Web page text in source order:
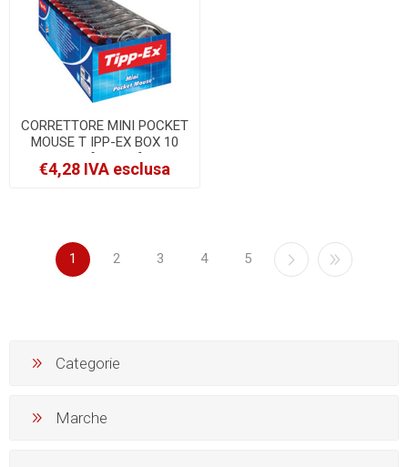
CORRETTORE MINI POCKET
MOUSE T IPP-EX BOX 10
PZ. [812878]
€4,28 IVA esclusa
1 2 3 4 5
Categorie
Marche